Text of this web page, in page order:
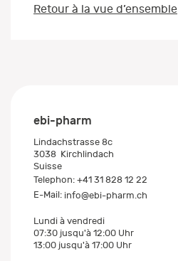
Retour à la vue d’ensemble
ebi-pharm
Lindachstrasse 8c
3038 Kirchlindach
Suisse
Telephon: +41 31 828 12 22
E-Mail: info@ebi-pharm.ch
Lundi à vendredi
07:30 jusqu'à 12:00 Uhr
13:00 jusqu'à 17:00 Uhr